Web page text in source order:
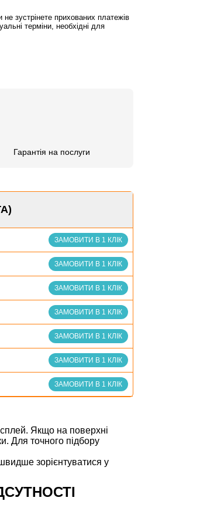
зустрінете прихованих платежів
терміни, необхідні для
Гарантія на послуги
ЗАМОВИТИ В 1 КЛІК
ЗАМОВИТИ В 1 КЛІК
ЗАМОВИТИ В 1 КЛІК
ЗАМОВИТИ В 1 КЛІК
ЗАМОВИТИ В 1 КЛІК
ЗАМОВИТИ В 1 КЛІК
ЗАМОВИТИ В 1 КЛІК
Якщо на поверхні
Для точного підбору
зорієнтуватися у